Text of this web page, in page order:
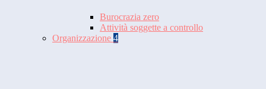
Burocrazia zero
Attività soggette a controllo
Organizzazione 4